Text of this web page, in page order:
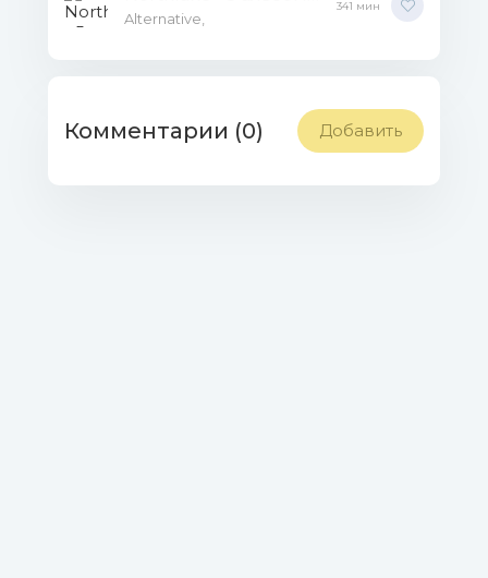
Alternative,
341 мин
Комментарии (0) Добавить